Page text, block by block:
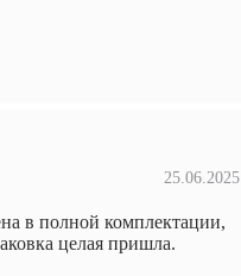
25.06.2025
в полной комплектации,
целая пришла.